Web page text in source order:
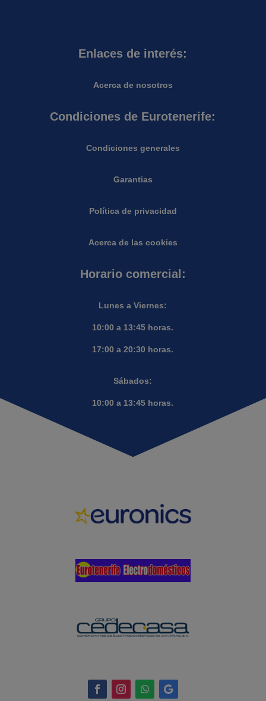
Enlaces de interés:
Acerca de nosotros
Condiciones de Eurotenerife:
Condiciones generales
Garantias
Política de privacidad
Acerca de las cookies
Horario comercial:
Lunes a Viernes:
10:00 a 13:45 horas.
17:00 a 20:30 horas.
Sábados:
10:00 a 13:45 horas.